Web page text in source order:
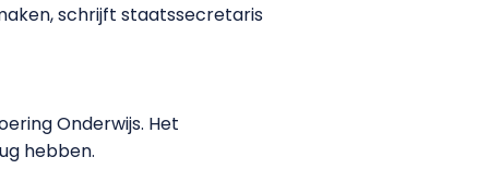
schrijft staatssecretaris
Onderwijs. Het
hebben.